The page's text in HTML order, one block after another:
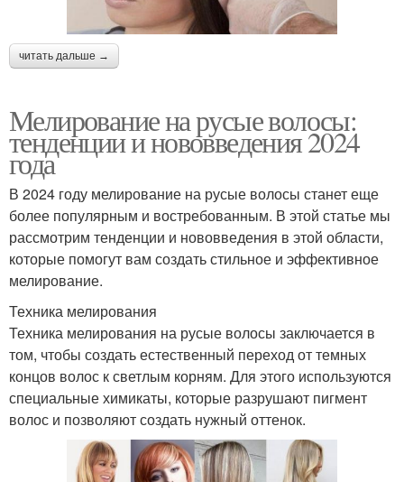
читать дальше →
Мелирование на русые волосы:
тенденции и нововведения 2024
года
В 2024 году мелирование на русые волосы станет еще
более популярным и востребованным. В этой статье мы
рассмотрим тенденции и нововведения в этой области,
которые помогут вам создать стильное и эффективное
мелирование.
Техника мелирования
Техника мелирования на русые волосы заключается в
том, чтобы создать естественный переход от темных
концов волос к светлым корням. Для этого используются
специальные химикаты, которые разрушают пигмент
волос и позволяют создать нужный оттенок.